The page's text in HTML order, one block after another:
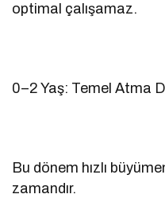
optimal çalışamaz.
0–2 Yaş: Temel Atma
Bu dönem hızlı
zamandır.